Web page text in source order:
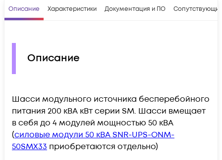
Описание Характеристики Документация и ПО
Описание
Шасси модульного источника бесперебойного
питания 200 кВА кВт серии SМ. Шасси вмещает
в себя до 4 модулей мощностью 50 кВА
(cиловые модули 50 кВА SNR-UPS-ONM-
50SMX33 приобретаются отдельно)